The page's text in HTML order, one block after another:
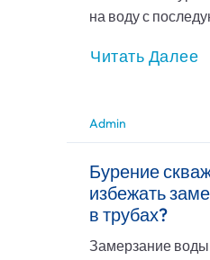
на воду с
Читать Далее
Admin
Бурение
избежать
в трубах?
Замерзание воды